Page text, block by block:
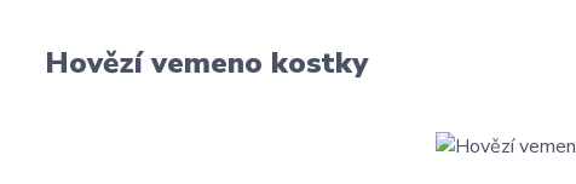
Hovězí vemeno kostky